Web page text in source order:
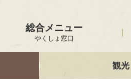
総合メニュー
やくしょ窓口
観光